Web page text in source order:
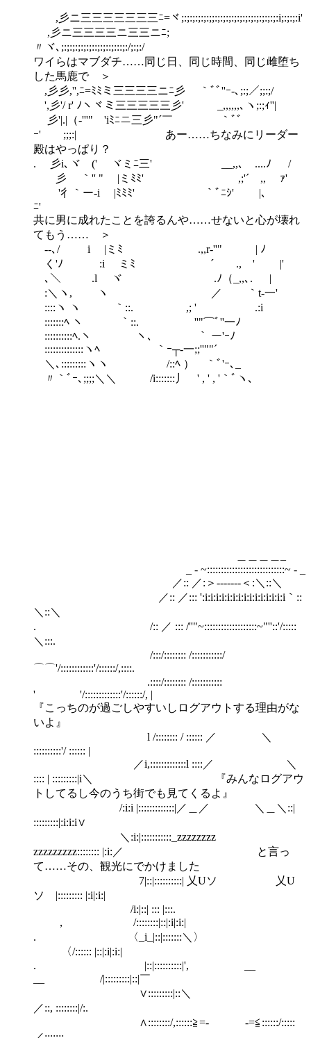
,彡ニ三三三三三三三ﾆ=ヾ;:;:;:;:;:;;:;:;:;:;:;:;:;:;:;:;:;:i;:;:;:i'
,彡ニ三三三三ニ三三ニﾆ;
〃ヾ､
ワイらはマブダチ……同じ日、同じ時間、同じ雌堕ち
した馬鹿で ＞
,彡彡,'',ﾆ=ﾐﾐミ三三三三ニﾆ彡 ｀ﾞﾞ''ｰ-､;:;／;;:;/
',彡'/ r' ﾉヽヾミ三三三三三彡' _,,,,,,､ヽ;:;ｨ''|
彡'|.|（‐'''" 'iﾐﾆニ三彡"´￣ ｀ﾞﾞ
ｰ' ;;;:| あー……ちなみにリーダー
殿はやっぱり？
. 彡i､ヾ (' ヾミﾆ三' __,,､ ....ﾉ /
彡ゝ ｀'' " |ミﾐﾐ' ,;'´ ,, ｧ'
'彳｀ー‐i |ﾐﾐﾐ' ｀ﾞﾆｼ' |､
ﾆ
共に男に成れたことを誇るんや……せないと心が壊れ
てもう…… ＞
--､/ i |ミﾐ .,,r‐''" | ﾉ
く'ﾉ :i ミﾐ ´ ., ' |'
､＼ .l ヾ .ﾉ（_,,､. |
:＼ヽ, ヽ ／ ｀t‐一'
::::ヽ ヽ ｀::. ,; ' .:i
:::::::ﾍ ヽ ｀::. ''"⌒ﾞ''一ﾉ
::::::::::ﾍ.ヽ ヽ､ ｀ ー'ｰﾉ
::::::::::::::ヽﾍ ｀ｰ┬‐一;;''""´
＼､:::::::::ヽヽ /::ﾍ ） ｀ﾞ'ｰ､_
〃｀ﾞｰ､;;;;＼＼ /i:::::::丿 ' , ' , '｀ﾞヽ､
_ - ~::::::::::::::::::::::::::::~ - _
／:: ／:＞-------＜:＼::＼
／:: ／::: ':i:i:i:i:i:i:i:i:i:i:i:i:i:i:i｀::
＼::＼
. /:: ／ ::: /''"~:::::::::::::::::::~"''::'/:::::
＼:::.
/:::/:::::::: /:::::::::::/
⌒⌒'/::::::::::::'/::::::/,::::.
.::::/:::::::: /:::::::::::
' '/:::::::::::::'/::::::/, |
『こっちのが過ごしやすいしログアウトする理由がな
いよ』
l /:::::::: / :::::: ／ ＼
::::::::::'/ :::::: |
／i,:::::::::::::l ::::／ ＼
:::: | :::::::::|i＼ 『みんなログアウ
トしてるし今のうち街でも見てくるよ』
/:i:i |:::::::::::::|／＿／ ＼＿＼::|
:::::::::|:i:i:i∨
＼:i:|:::::::::::_zzzzzzzz
zzzzzzzzz:::::::: |:i:／ と言っ
て……その、観光にでかけました
7|::|::::::::::| 乂Uソ 乂U
ソ |::::::::: |:i|:i:|
/i:|::| ::: |:::.
， /::::::::|::|:i|:i:|
. 〈_i_|::|:::::::＼〉
〈/:::::: |::|:i|:i:|
. |::|::::::::::|', __
__ /|:::::::::|::|￣
∨:::::::::|::＼
／::, ::::::::|/:.
∧::::::::/,::::::≧=- -=≦::::::/:::::